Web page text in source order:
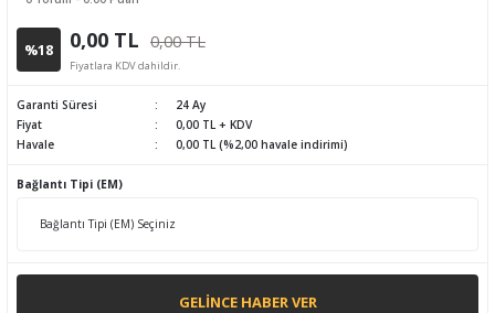
%18 0,00 TL 0,00 TL
Fiyatlara KDV dahildir.
Garanti Süresi
24 Ay
Fiyat
0,00 TL + KDV
Havale
0,00 TL (%2,00 havale indirimi)
Bağlantı Tipi (EM)
GELINCE HABER VER